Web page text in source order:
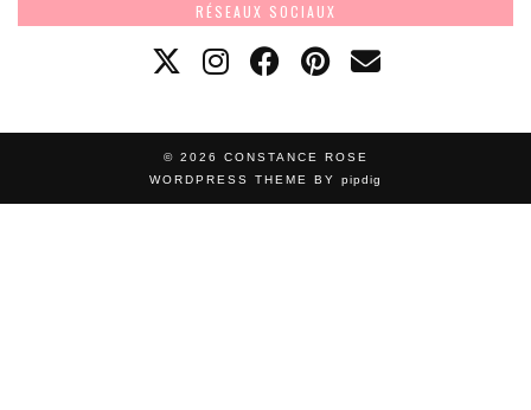
RÉSEAUX SOCIAUX
© 2026 CONSTANCE ROSE
WORDPRESS THEME BY pipdig